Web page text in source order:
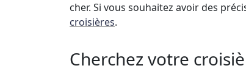
cher. Si vous souhaitez avoir des
croisières.
Cherchez votre